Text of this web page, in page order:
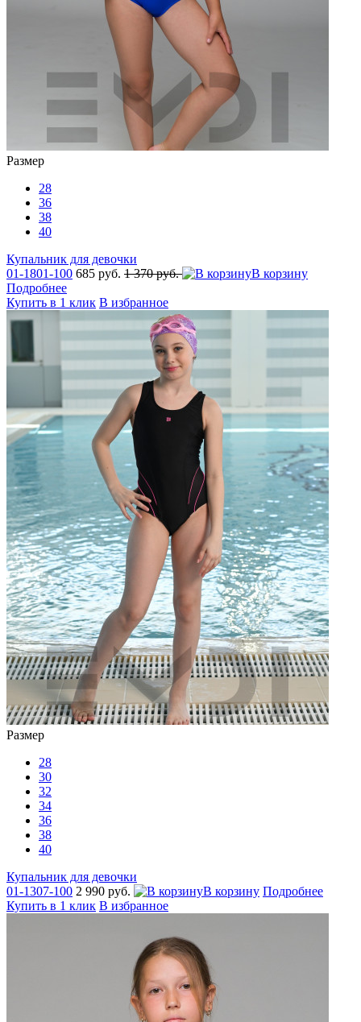
Размер
28
36
38
40
Купальник для девочки
01-1801-100 685 руб. 1 370 руб.
В корзину
Подробнее
Купить в 1 клик В избранное
Размер
28
30
32
34
36
38
40
Купальник для девочки
01-1307-100 2 990 руб. В корзину Подробнее
Купить в 1 клик В избранное